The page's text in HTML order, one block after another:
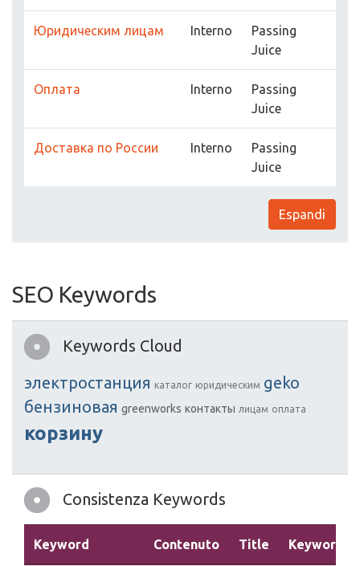
Юридическим лицам Interno
Passing
Juice
Оплата Interno
Passing
Juice
Доставка по России Interno
Passing
Juice
Espandi
SEO Keywords
Keywords Cloud
электростанция каталог юридическим geko
бензиновая greenworks контакты лицам оплата
корзину
Consistenza Keywords
Keyword Contenuto Title Keywords